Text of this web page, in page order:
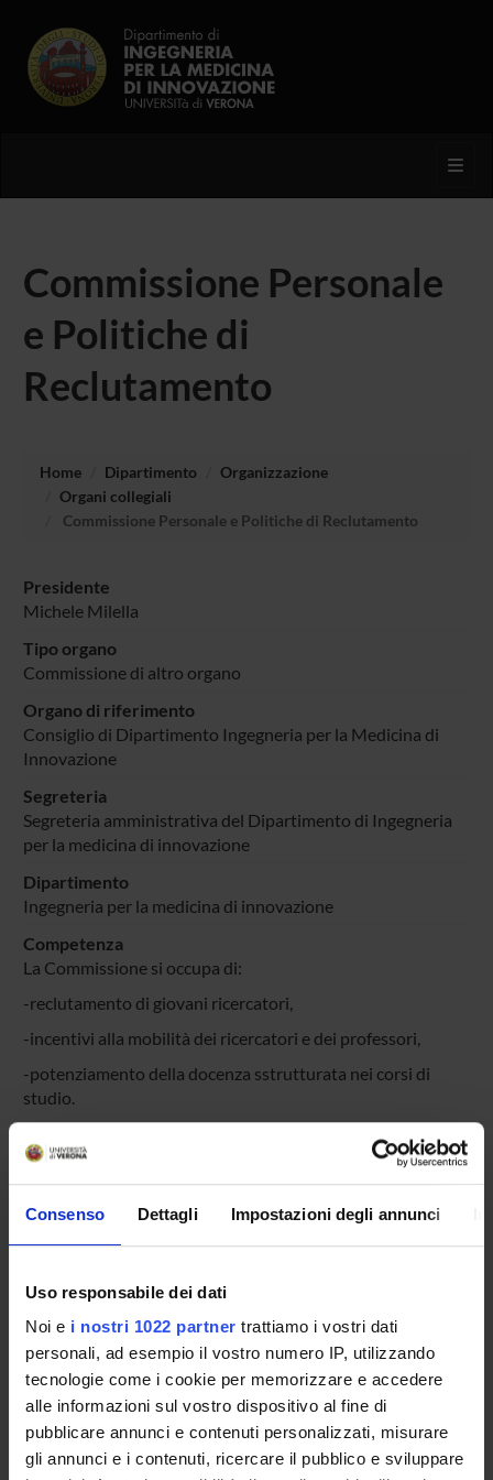
Consenso Dettagli Impostazioni degli annunci
Uso responsabile dei dati
Noi e i nostri 1022 partner trattiamo i vostri dati
personali, ad esempio il vostro numero IP, utilizzando
tecnologie come i cookie per memorizzare e accedere
alle informazioni sul vostro dispositivo al fine di
pubblicare annunci e contenuti personalizzati, misurare
gli annunci e i contenuti, ricercare il pubblico e sviluppare
Commissione Personale
e Politiche di
Reclutamento
Home Dipartimento
Organizzazione
Organi collegiali
Commissione Personale e Politiche di Reclutamento
Presidente
Michele Milella
Tipo organo
Commissione di altro organo
Organo di riferimento
Consiglio di Dipartimento Ingegneria per la Medicina di
Innovazione
Segreteria
Segreteria amministrativa del Dipartimento di Ingegneria
per la medicina di innovazione
Dipartimento
Ingegneria per la medicina di innovazione
Competenza
La Commissione si occupa di:
-reclutamento di giovani ricercatori,
-incentivi alla mobilità dei ricercatori e dei professori,
-potenziamento della docenza sstrutturata nei corsi di
studio.
COMPONENTI
Franco Fummi
Mauro Krampera
Componente
SEDUTE E VERBALI